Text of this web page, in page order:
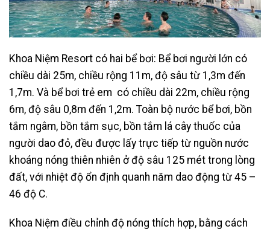
Khoa Niệm Resort có hai bể bơi: Bể bơi người lớn có
chiều dài 25m, chiều rộng 11m, độ sâu từ 1,3m đến
1,7m. Và bể bơi trẻ em có chiều dài 22m, chiều rộng
6m, độ sâu 0,8m đến 1,2m. Toàn bộ nước bể bơi, bồn
tắm ngâm, bồn tắm sục, bồn tắm lá cây thuốc của
người dao đỏ, đều được lấy trực tiếp từ nguồn nước
khoáng nóng thiên nhiên ở độ sâu 125 mét trong lòng
đất, với nhiệt độ ổn định quanh năm dao động từ 45 –
46 độ C.
Khoa Niệm điều chỉnh độ nóng thích hợp, bằng cách